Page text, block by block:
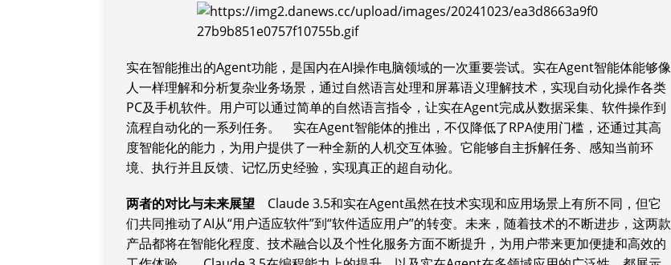
实在智能推出的Agent功能，是国内在AI操作电脑领域的一次重要尝试。实在Agent智能体能够像
人一样理解和分析复杂业务场景，通过自然语言处理和屏幕语义理解技术，实现自动化操作各类
PC及手机软件。用户可以通过简单的自然语言指令，让实在Agent完成从数据采集、软件操作到
流程自动化的一系列任务。 实在Agent智能体的推出，不仅降低了RPA使用门槛，还通过其高
度智能化的能力，为用户提供了一种全新的人机交互体验。它能够自主拆解任务、感知当前环
境、执行并且反馈、记忆历史经验，实现真正的超自动化。
两者的对比与未来展望 Claude 3.5和实在Agent虽然在技术实现和应用场景上有所不同，但它
们共同推动了AI从“用户适应软件”到“软件适应用户”的转变。未来，随着技术的不断进步，这两款
产品都将在智能化程度、技术融合以及个性化服务方面不断提升，为用户带来更加便捷和高效的